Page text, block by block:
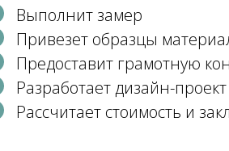
Выполнит замер
Привезет образцы
Предоставит грамотную
Разработает дизайн-проект
Рассчитает стоимость и